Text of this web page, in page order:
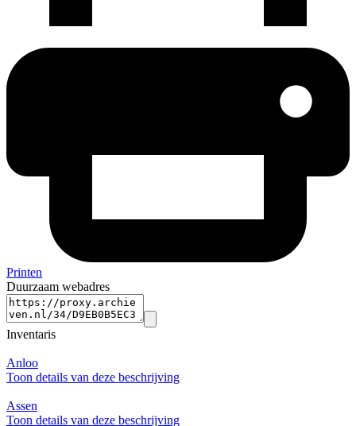
Printen
Duurzaam webadres
Inventaris
Anloo
Toon details van deze beschrijving
Assen
Toon details van deze beschrijving